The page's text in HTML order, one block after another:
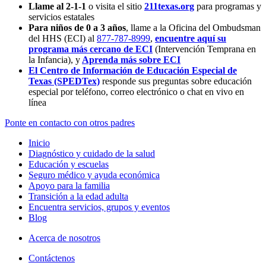
Llame al 2-1-1 o visita el sitio 211texas.org para programas y
servicios estatales
Para niños de 0 a 3 años, llame a la Oficina del Ombudsman
del HHS (ECI) al 877-787-8999, encuentre aquí su
programa más cercano de ECI (Intervención Temprana en
la Infancia), y Aprenda más sobre ECI
El Centro de Información de Educación Especial de
Texas (SPEDTex) responde sus preguntas sobre educación
especial por teléfono, correo electrónico o chat en vivo en
línea
Ponte en contacto con otros padres
Inicio
Diagnóstico y cuidado de la salud
Educación y escuelas
Seguro médico y ayuda económica
Apoyo para la familia
Transición a la edad adulta
Encuentra servicios, grupos y eventos
Blog
Acerca de nosotros
Contáctenos